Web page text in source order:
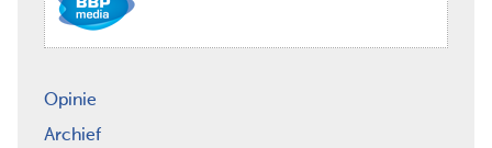
Opinie
Archief